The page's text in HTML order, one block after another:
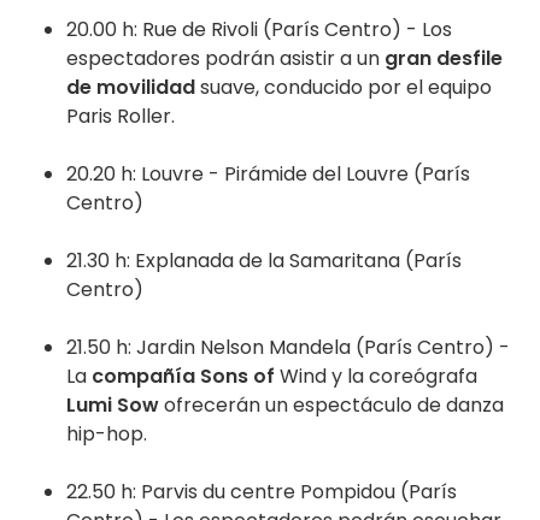
20.00 h: Rue de Rivoli (París Centro) - Los
espectadores podrán asistir a un gran desfile
de movilidadsuave, conducido por el equipo
Paris Roller.
20.20 h: Louvre - Pirámide del Louvre (París
Centro)
21.30 h: Explanada de la Samaritana (París
Centro)
21.50 h: Jardin Nelson Mandela (París Centro) -
La compañía Sons of Wind y la coreógrafa
Lumi Sowofrecerán un espectáculo de danza
hip-hop.
22.50 h: Parvis du centre Pompidou (París